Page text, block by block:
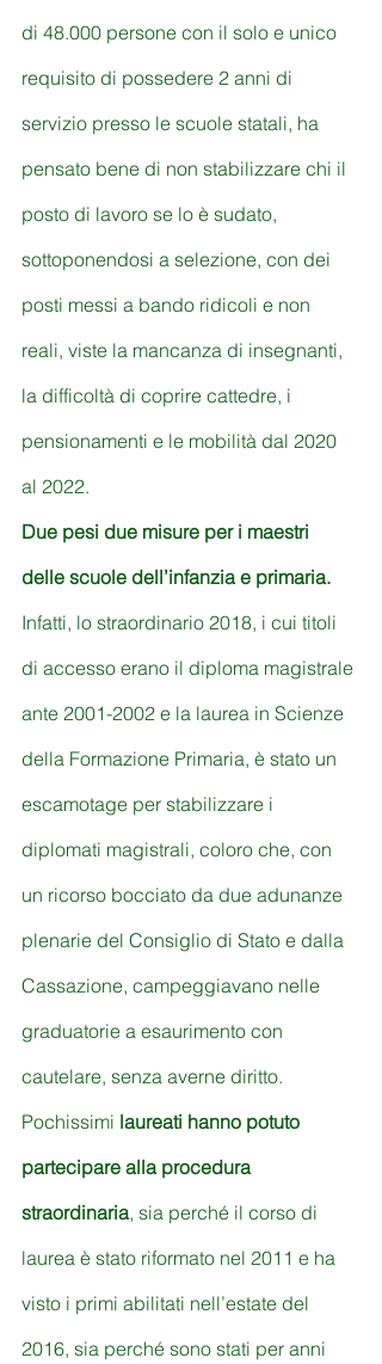
di 48.000 persone con il solo e unico
requisito di possedere 2 anni di
servizio presso le scuole statali, ha
pensato bene di non stabilizzare chi il
posto di lavoro se lo è sudato,
sottoponendosi a selezione, con dei
posti messi a bando ridicoli e non
reali, viste la mancanza di insegnanti,
la difficoltà di coprire cattedre, i
pensionamenti e le mobilità dal 2020
al 2022.
Due pesi due misure per i maestri
delle scuole dell’infanzia e primaria.
Infatti, lo straordinario 2018, i cui titoli
di accesso erano il diploma magistrale
ante 2001-2002 e la laurea in Scienze
della Formazione Primaria, è stato un
escamotage per stabilizzare i
diplomati magistrali, coloro che, con
un ricorso bocciato da due adunanze
plenarie del Consiglio di Stato e dalla
Cassazione, campeggiavano nelle
graduatorie a esaurimento con
cautelare, senza averne diritto.
Pochissimi laureati hanno potuto
partecipare alla procedura
straordinaria, sia perché il corso di
laurea è stato riformato nel 2011 e ha
visto i primi abilitati nell’estate del
2016, sia perché sono stati per anni